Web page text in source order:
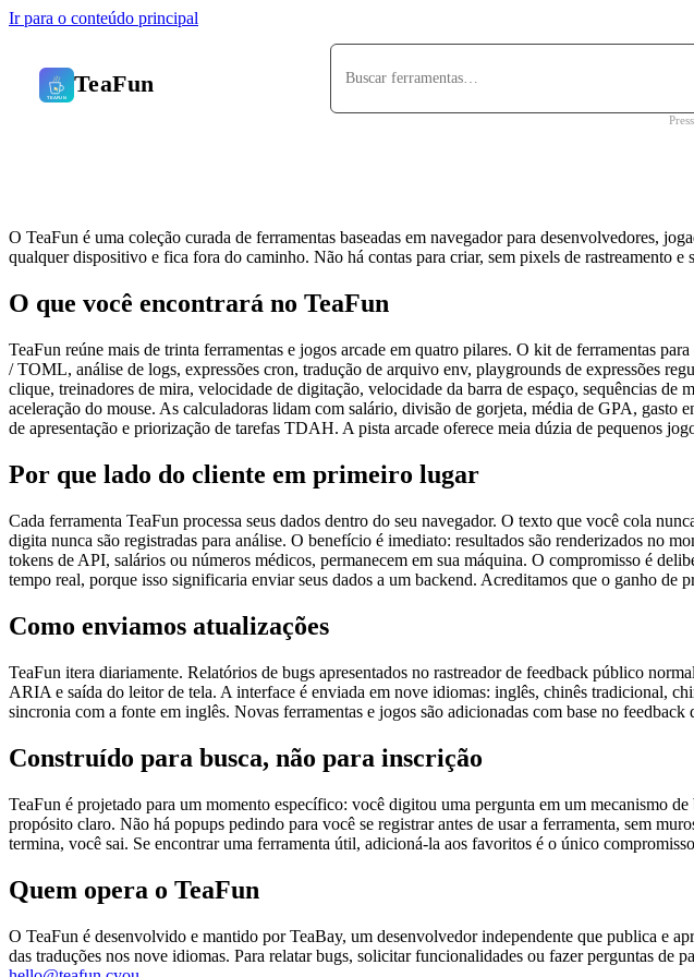
Ir para o conteúdo principal
TeaFun
O TeaFun é uma coleção curada de ferramentas baseadas em navegador para desenvolvedores,
qualquer dispositivo e fica fora do caminho. Não há contas para criar, sem pixels de rastreamento
O que você encontrará no TeaFun
TeaFun reúne mais de trinta ferramentas e jogos arcade em quatro pilares. O kit de ferramentas
/ TOML, análise de logs, expressões cron, tradução de arquivo env, playgrounds de expressões
clique, treinadores de mira, velocidade de digitação, velocidade da barra de espaço, sequências
aceleração do mouse. As calculadoras lidam com salário, divisão de gorjeta, média de GPA,
de apresentação e priorização de tarefas TDAH. A pista arcade oferece meia dúzia de pequenos
Por que lado do cliente em primeiro lugar
Cada ferramenta TeaFun processa seus dados dentro do seu navegador. O texto que você cola
digita nunca são registradas para análise. O benefício é imediato: resultados são renderizados no
tokens de API, salários ou números médicos, permanecem em sua máquina. O compromisso é
tempo real, porque isso significaria enviar seus dados a um backend. Acreditamos que o ganho de
Como enviamos atualizações
TeaFun itera diariamente. Relatórios de bugs apresentados no rastreador de feedback público
ARIA e saída do leitor de tela. A interface é enviada em nove idiomas: inglês, chinês tradicional,
sincronia com a fonte em inglês. Novas ferramentas e jogos são adicionadas com base no
Construído para busca, não para inscrição
TeaFun é projetado para um momento específico: você digitou uma pergunta em um mecanismo
propósito claro. Não há popups pedindo para você se registrar antes de usar a ferramenta, sem
termina, você sai. Se encontrar uma ferramenta útil, adicioná-la aos favoritos é o único
Quem opera o TeaFun
O TeaFun é desenvolvido e mantido por TeaBay, um desenvolvedor independente que publica e
das traduções nos nove idiomas. Para relatar bugs, solicitar funcionalidades ou fazer perguntas de